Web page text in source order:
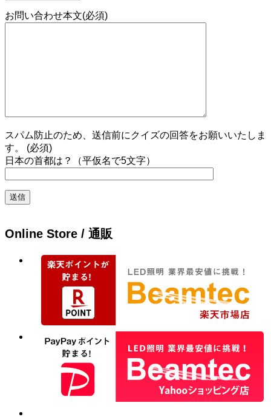
お問い合わせ本文(必須)
スパム防止のため、送信前にクイズの回答をお願いいたしま
す。 (必須)
日本の首都は？（平仮名で5文字）
Online Store / 通販